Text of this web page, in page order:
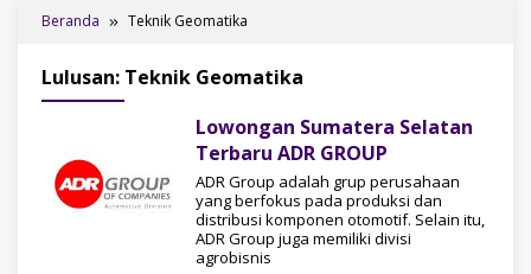
Beranda Teknik Geomatika
Lulusan: Teknik Geomatika
Lowongan Sumatera Selatan
Terbaru ADR GROUP
ADR Group adalah grup perusahaan
yang berfokus pada produksi dan
distribusi komponen otomotif. Selain itu,
ADR Group juga memiliki divisi
agrobisnis